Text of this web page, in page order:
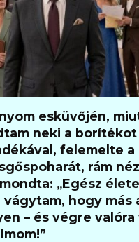
esküvőjén,
neki a borítékot
felemelte a
rám
„Egész
vágytam, hogy más
– és végre valóra